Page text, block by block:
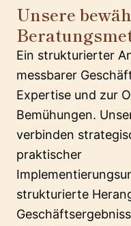
Unsere
Ein strukturierter
messbarer
Expertise und zur
Bemühungen.
verbinden
praktischer
strukturierte